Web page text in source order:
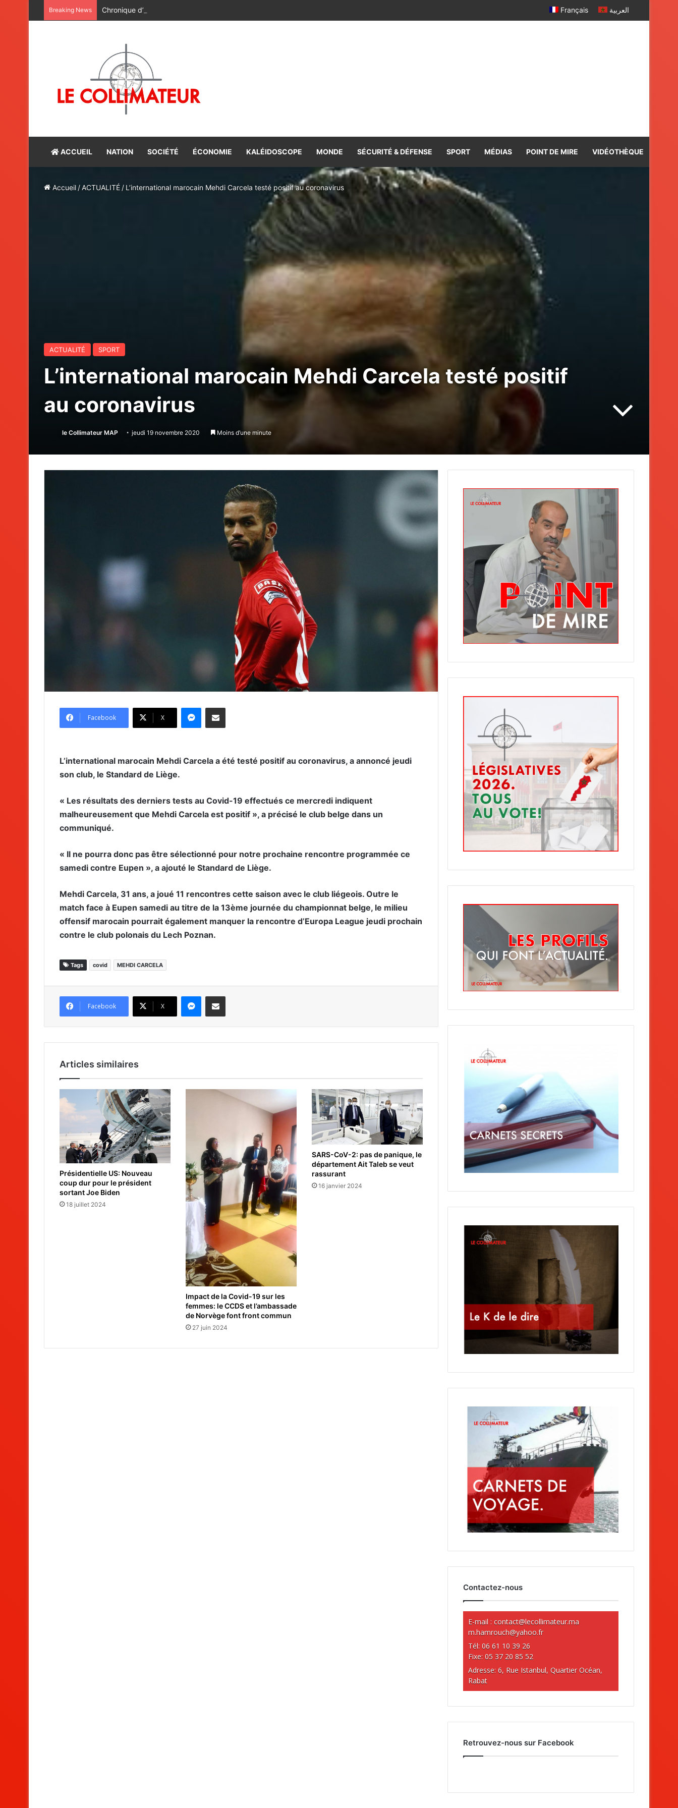
Breaking News Chronique d’un fleuve immobile Français العربية
ACCUEIL NATION SOCIÉTÉ ÉCONOMIE KALÉIDOSCOPE MONDE SÉCURITÉ & DÉFENSE SPORT MÉDIAS POINT DE MIRE VIDÉOTHÈQUE
Accueil /ACTUALITÉ / L’international marocain Mehdi Carcela testé positif au coronavirus
ACTUALITÉ SPORT
L’international marocain Mehdi Carcela testé positif
au coronavirus
le Collimateur MAP jeudi 19 novembre 2020 Moins d’une minute
Facebook X
L’international marocain Mehdi Carcela a été testé positif au coronavirus, a annoncé jeudi
son club, le Standard de Liège.
« Les résultats des derniers tests au Covid-19 effectués ce mercredi indiquent
malheureusement que Mehdi Carcela est positif », a précisé le club belge dans un
communiqué.
« Il ne pourra donc pas être sélectionné pour notre prochaine rencontre programmée ce
samedi contre Eupen », a ajouté le Standard de Liège.
Mehdi Carcela, 31 ans, a joué 11 rencontres cette saison avec le club liégeois. Outre le
match face à Eupen samedi au titre de la 13ème journée du championnat belge, le milieu
offensif marocain pourrait également manquer la rencontre d’Europa League jeudi prochain
contre le club polonais du Lech Poznan.
Tags covid MEHDI CARCELA
Facebook X
Articles similaires
Présidentielle US: Nouveau
coup dur pour le président
sortant Joe Biden
18 juillet 2024
Impact de la Covid-19 sur les
femmes: le CCDS et l’ambassade
de Norvège font front commun
27 juin 2024
SARS-CoV-2: pas de panique, le
département Ait Taleb se veut
rassurant
16 janvier 2024
Contactez-nous
E-mail :contact@lecollimateur.ma
m.hamrouch@yahoo.fr
Tél: 06 61 10 39 26
Fixe: 05 37 20 85 52
Adresse: 6, Rue Istanbul, Quartier Océan,
Rabat
Retrouvez-nous sur Facebook